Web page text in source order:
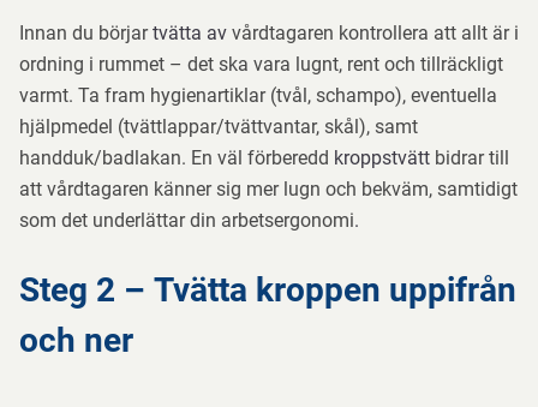
Innan du börjartvätta av vårdtagaren kontrollera att allt är i
ordning i rummet – det ska vara lugnt, rent och tillräckligt
varmt. Ta fram hygienartiklar (tvål, schampo), eventuella
hjälpmedel (tvättlappar/tvättvantar, skål), samt
handduk/badlakan. En väl förberedd kroppstvätt bidrar till
att vårdtagaren känner sig mer lugn och bekväm, samtidigt
som det underlättar din arbetsergonomi.
Steg 2 – Tvätta kroppen uppifrån
och ner